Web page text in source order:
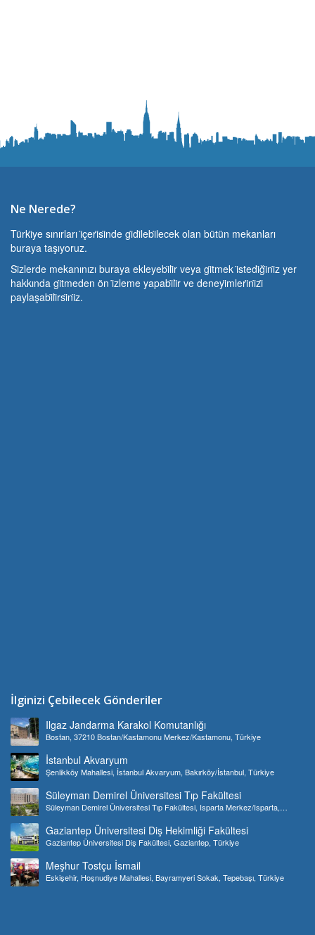
Ne Nerede?
Türki̇ye sınırları i̇çeri̇si̇nde gi̇di̇lebi̇lecek olan bütün mekanları
buraya taşıyoruz.
Si̇zlerde mekanınızı buraya ekleyebi̇li̇r veya gi̇tmek i̇stedi̇ği̇ni̇z yer
hakkında gi̇tmeden ön i̇zleme yapabi̇li̇r ve deneyi̇mleri̇ni̇zi̇
paylaşabi̇li̇rsi̇ni̇z.
İlginizi Çebilecek Gönderiler
Ilgaz Jandarma Karakol Komutanlığı
Bostan, 37210 Bostan/Kastamonu Merkez/Kastamonu, Türkiye
İstanbul Akvaryum
Şenlikköy Mahallesi, İstanbul Akvaryum, Bakırköy/İstanbul, Türkiye
Süleyman Demirel Üniversitesi Tıp Fakültesi
Süleyman Demirel Üniversitesi Tıp Fakültesi, Isparta Merkez/Isparta,
Gaziantep Üniversitesi Diş Hekimliği Fakültesi
Gaziantep Üniversitesi Diş Fakültesi, Gaziantep, Türkiye
Meşhur Tostçu İsmail
Eskişehir, Hoşnudiye Mahallesi, Bayramyeri Sokak, Tepebaşı, Türkiye